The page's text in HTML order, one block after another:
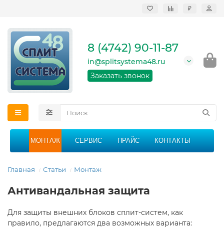
₽
кондиционеров в
области
График работы: 9:00 -
21:00 без перерыва и
8 (4742) 90-11-87
in@splitsystema48.ru
Заказать звонок
МОНТАЖ СЕРВИС ПРАЙС КОНТАКТЫ
Главная Статьи Монтаж
Антивандальная защита
Для защиты внешних блоков сплит-систем, как
правило, предлагаются два возможных варианта: